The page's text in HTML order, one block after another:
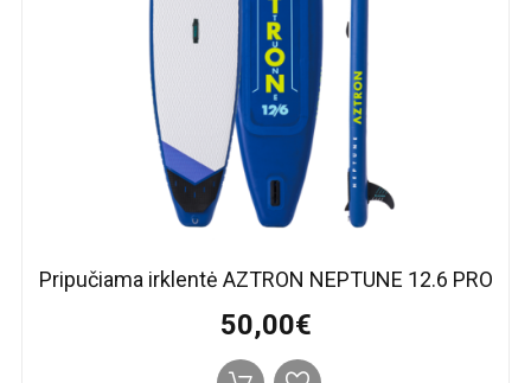
Pripučiama irklentė AZTRON NEPTUNE 12.6 PRO
50,00€